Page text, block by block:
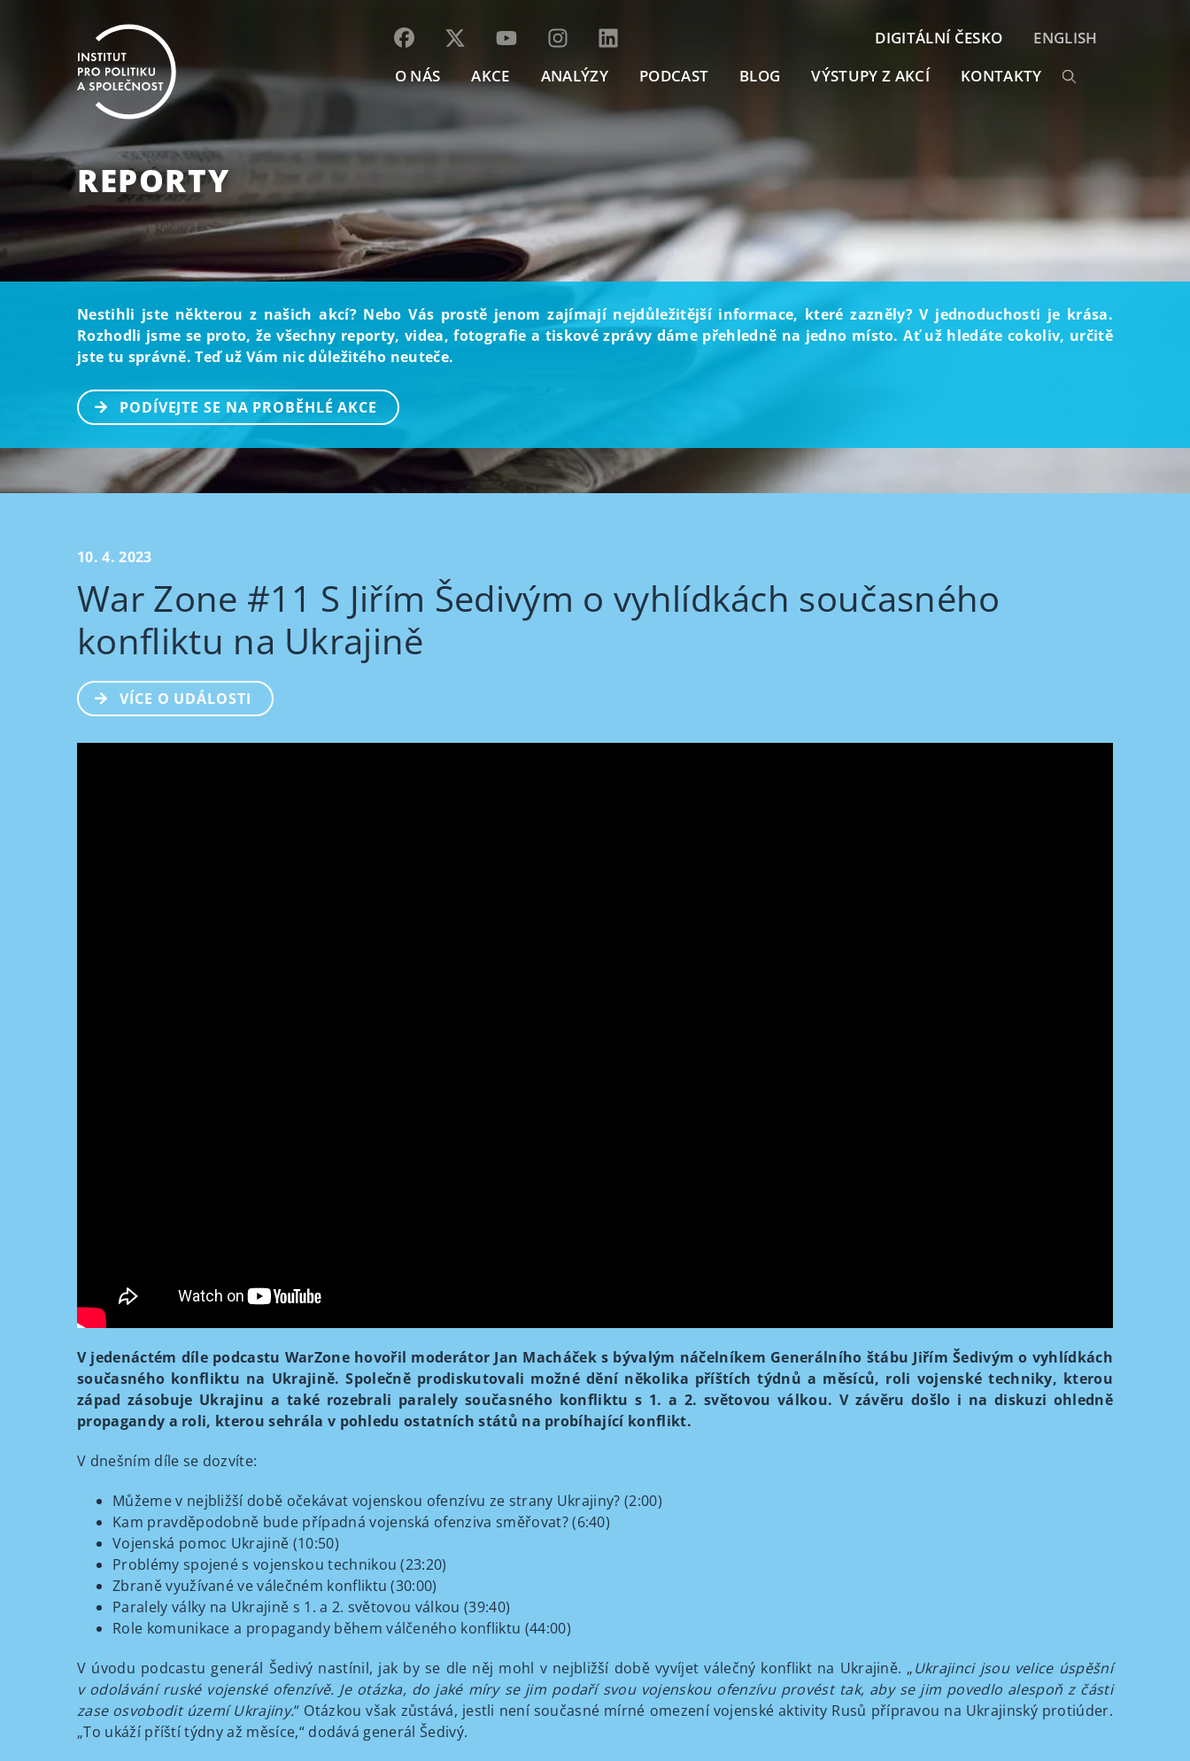
O NÁS AKCE ANALÝZY PODCAST BLOG VÝSTUPY Z AKCÍ KONTAKTY
DIGITÁLNÍ ČESKO ENGLISH
REPORTY
Nestihli jste některou z našich akcí? Nebo Vás prostě jenom zajímají nejdůležitější informace, které zazněly? V jednoduchosti je krása.
Rozhodli jsme se proto, že všechny reporty, videa, fotografie a tiskové zprávy dáme přehledně na jedno místo. Ať už hledáte cokoliv, určitě
jste tu správně. Teď už Vám nic důležitého neuteče.
PODÍVEJTE SE NA PROBĚHLÉ AKCE
10. 4. 2023
War Zone #11 S Jiřím Šedivým o vyhlídkách současného
konfliktu na Ukrajině
VÍCE O UDÁLOSTI
V jedenáctém díle podcastu WarZone hovořil moderátor Jan Macháček s bývalým náčelníkem Generálního štábu Jiřím Šedivým o vyhlídkách
současného konfliktu na Ukrajině. Společně prodiskutovali možné dění několika příštích týdnů a měsíců, roli vojenské techniky, kterou
západ zásobuje Ukrajinu a také rozebrali paralely současného konfliktu s 1. a 2. světovou válkou. V závěru došlo i na diskuzi ohledně
propagandy a roli, kterou sehrála v pohledu ostatních států na probíhající konflikt.
V dnešním díle se dozvíte:
Můžeme v nejbližší době očekávat vojenskou ofenzívu ze strany Ukrajiny? (2:00)
Kam pravděpodobně bude případná vojenská ofenziva směřovat? (6:40)
Vojenská pomoc Ukrajině (10:50)
Problémy spojené s vojenskou technikou (23:20)
Zbraně využívané ve válečném konfliktu (30:00)
Paralely války na Ukrajině s 1. a 2. světovou válkou (39:40)
Role komunikace a propagandy během válčeného konfliktu (44:00)
V úvodu podcastu generál Šedivý nastínil, jak by se dle něj mohl v nejbližší době vyvíjet válečný konflikt na Ukrajině. „Ukrajinci jsou velice úspěšní
v odolávání ruské vojenské ofenzívě. Je otázka, do jaké míry se jim podaří svou vojenskou ofenzívu provést tak, aby se jim povedlo alespoň z části
zase osvobodit území Ukrajiny.“ Otázkou však zůstává, jestli není současné mírné omezení vojenské aktivity Rusů přípravou na Ukrajinský protiúder.
„To ukáží příští týdny až měsíce,“ dodává generál Šedivý.